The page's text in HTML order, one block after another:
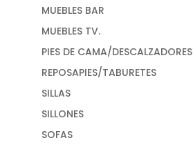
MUEBLES BAR
MUEBLES TV.
PIES DE CAMA/DESCALZADORES
REPOSAPIES/TABURETES
SILLAS
SILLONES
SOFAS